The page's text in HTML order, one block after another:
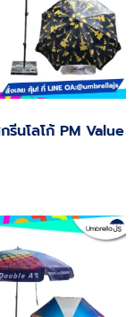
รีนโลโก้ PM Value